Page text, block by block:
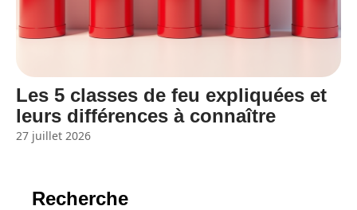
Les 5 classes de feu expliquées et
leurs différences à connaître
27 juillet 2026
Recherche